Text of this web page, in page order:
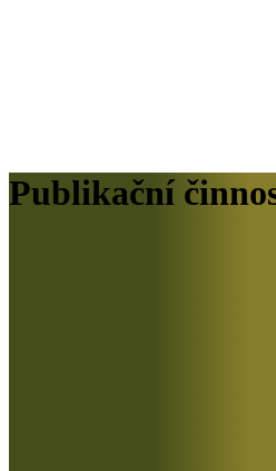
Publikační